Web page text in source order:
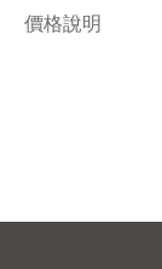
價格說明